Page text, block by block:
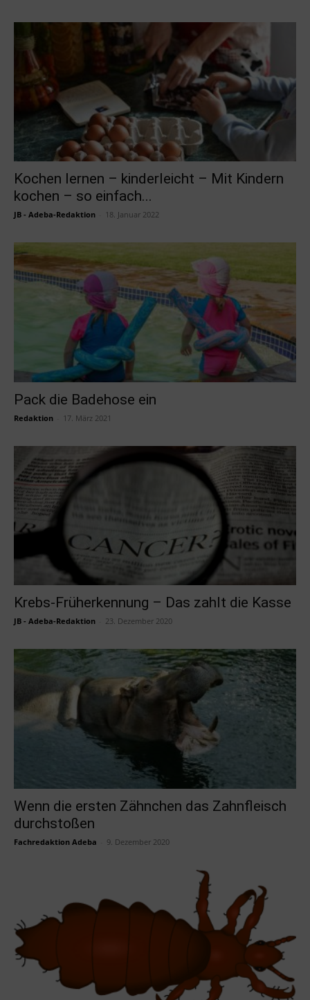
Kochen lernen – kinderleicht – Mit Kindern
kochen – so einfach...
JB - Adeba-Redaktion 18. Januar 2022
Pack die Badehose ein
Redaktion 17. März 2021
Krebs-Früherkennung – Das zahlt die Kasse
JB - Adeba-Redaktion 23. Dezember 2020
Wenn die ersten Zähnchen das Zahnfleisch
durchstoßen
Fachredaktion Adeba 9. Dezember 2020